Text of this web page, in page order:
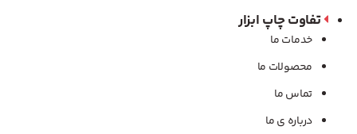
تفاوت چاپ ابزار
خدمات ما
محصولات ما
تماس ما
درباره ی ما